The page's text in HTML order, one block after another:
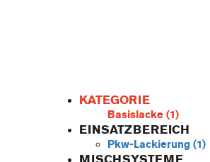
KATEGORIE
Basislacke (1)
EINSATZBEREICH
Pkw-Lackierung (1)
MISCHSYSTEME